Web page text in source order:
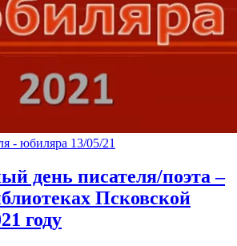
- юбиляра 13/05/21
день писателя/поэта –
Псковской
году